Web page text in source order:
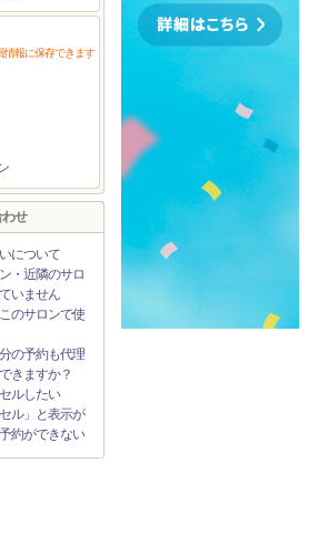
情報に保存できます
せ
について
・近隣のサロ
いません
のサロンで使
の予約も代理
きますか？
ルしたい
ル」と表示が
約ができない